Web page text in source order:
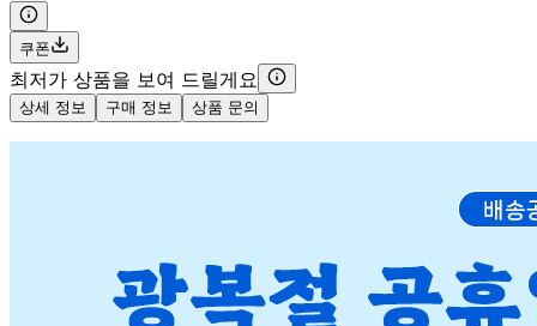
쿠폰
최저가 상품을 보여 드릴게요
상세 정보 구매 정보 상품 문의